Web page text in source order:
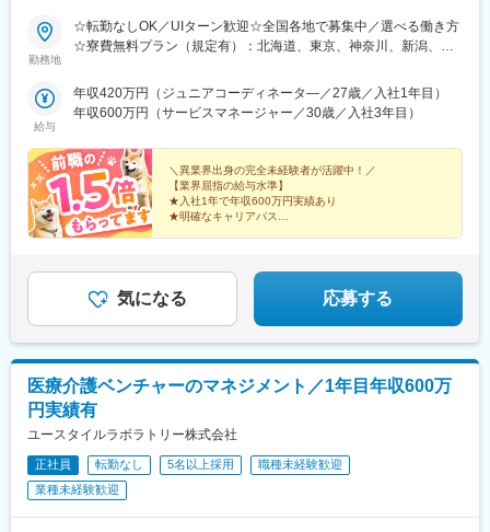
勤務地
☆転勤なしOK／UIターン歓迎☆全国各地で募集中／選べる働き方
☆寮費無料プラン（規定有）：北海道、東京、神奈川、新潟、三
ス】◇地元採用・転勤なし可■東北／北海道、青森、岩手、宮城、
山形、福島■関東甲信越／茨城、栃木、群馬、埼玉、千葉、東京、
神奈川、新潟、富山、山梨、長野■東海／岐阜、静岡、愛知、三重
山、広島、山口、徳島、香川、愛媛、高知■九州／福岡、佐賀、長
崎、熊本、大分、宮崎、鹿児島、沖縄☆江戸川・川崎・湘南・川
越・香川・徳島・青森・多摩川にて新規オープン★別事業へのキ
ャリアチェンジによる昇格可能☆ページ下部「勤務地の一例」も
ご参照ください【2／全国マネージャーコース】◆全国募集／引越
在地はHP参照⇒養成期間後の勤務地は現在お住まいの地域又はジ
ェネラルマネージャーと相談の上決定◆引越し手当支給・家賃無
料の借り上げ社宅提供☆早期キャリアアップしたい方に最適なポ
ジション
給与
年収420万円（ジュニアコーディネータ―／27歳／入社1年目）
年収600万円（サービスマネージャー／30歳／入社3年目）
＼異業界出身の完全未経験者が活躍中！／
【業界屈指の給与水準】
★入社1年で年収600万円実績あり
★明確なキャリアパス
気になる 応募する
医療介護ベンチャーのマネジメント／1年目年収600万
円実績有
ユースタイルラボラトリー株式会社
正社員 転勤なし 5名以上採用
職種未経験歓迎
業種未経験歓迎